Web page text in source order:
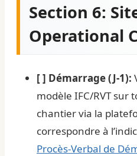
Section 6:
Operational
[ ] Démarrage (J-1):
modèle IFC/RVT sur
chantier via la
correspondre à
Procès-Verbal de